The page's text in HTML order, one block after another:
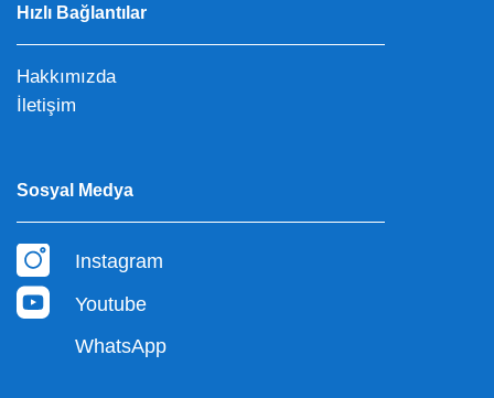
Hızlı Bağlantılar
Hakkımızda
İletişim
Sosyal Medya
Instagram
Youtube
WhatsApp